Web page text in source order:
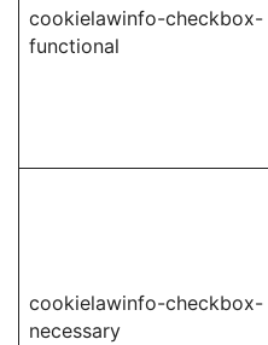
cookielawinfo-checkbox-
functional
cookielawinfo-checkbox-
necessary